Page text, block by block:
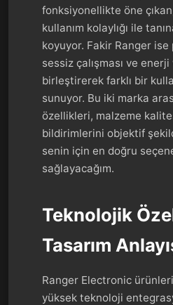
fonksiyonellikte öne çıkan,
kullanım kolaylığı ile
koyuyor. Fakir Ranger ise
sessiz çalışması ve
birleştirerek farklı bir
sunuyor. Bu iki marka
özellikleri, malzeme
bildirimlerini objektif
senin için en doğru
sağlayacağım.
Teknolojik
Tasarım
Ranger Electronic
yüksek teknoloji